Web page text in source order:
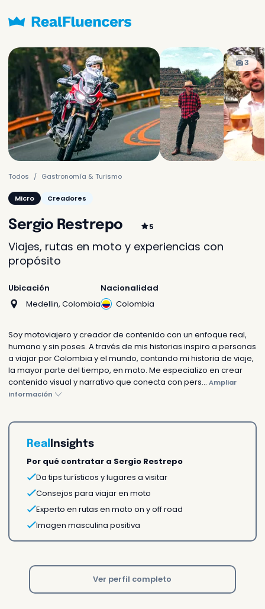
3
Solicitado frecuentemente
Sólo
Contenido
147.000 COP
Creación de un video o
imagen y enviado a ti
Contenidos y
publicación
360.000 COP
Creación del contenido y
Más opciones para tu negocio
Te respondemos en 24h o
¿Prefieres que te ayudemos?
agentes
Sorprende a alguien
Enviar como un regalo
Una sorpresa única e
inolvidable
Todos Gastronomía & Turismo
Micro Creadores
Sergio Restrepo 5
Viajes, rutas en moto y experiencias con
propósito
Ubicación
Medellin, Colombia
Nacionalidad
Colombia
Soy motoviajero y creador de contenido con un enfoque real,
humano y sin poses. A través de mis historias inspiro a personas
a viajar por Colombia y el mundo, contando mi historia de viaje,
la mayor parte del tiempo, en moto. Me especializo en crear
contenido visual y narrativo que conecta con pers... Ampliar
información
Real Insights
Por qué contratar a Sergio Restrepo
Da tips turísticos y lugares a visitar
Consejos para viajar en moto
Experto en rutas en moto on y off road
Imagen masculina positiva
Ver perfil completo